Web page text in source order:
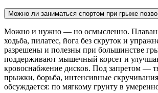
Можно ли заниматься спортом при грыже
Можно и нужно — но осмысленно.
ходьба, пилатес, йога без скруток и
разрешены и полезны при большинстве
поддерживают мышечный корсет и
кровоснабжение дисков. Под запретом —
прыжки, борьба, интенсивные
обсуждается: по мягкому грунту в